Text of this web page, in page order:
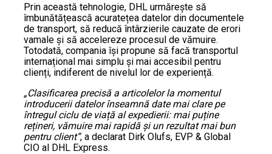
Prin această tehnologie, DHL urmărește să
îmbunătățească acuratețea datelor din documentele
de transport, să reducă întârzierile cauzate de erori
vamale și să accelereze procesul de vămuire.
Totodată, compania își propune să facă transportul
internațional mai simplu și mai accesibil pentru
clienți, indiferent de nivelul lor de experiență.
„Clasificarea precisă a articolelor la momentul
introducerii datelor înseamnă date mai clare pe
întregul ciclu de viață al expedierii: mai puține
rețineri, vămuire mai rapidă și un rezultat mai bun
pentru client”, a declarat Dirk Olufs, EVP & Global
CIO al DHL Express.